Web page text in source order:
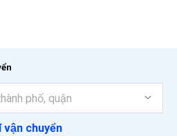
vận chuyển